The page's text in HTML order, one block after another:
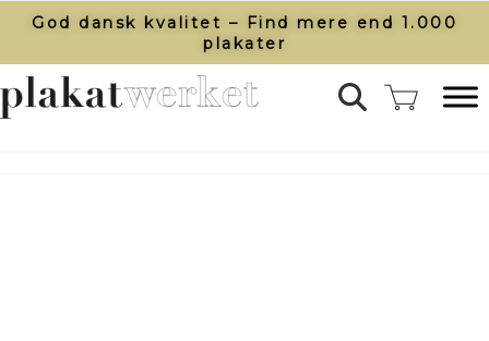
God dansk kvalitet – Find mere end 1.000
plakater​